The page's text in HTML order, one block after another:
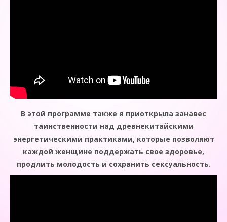
В этой программе также я приоткрыла занавес
таинственности над древнекитайскими
энергетическими практиками, которые позволяют
каждой женщине поддержать свое здоровье,
продлить молодость и сохранить сексуальность.